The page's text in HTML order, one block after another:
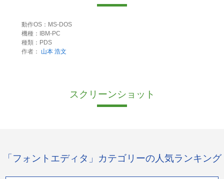
動作OS：MS-DOS
機種：IBM-PC
種類：PDS
作者：
山本 浩文
スクリーンショット
「フォントエディタ」カテゴリーの人気ランキング